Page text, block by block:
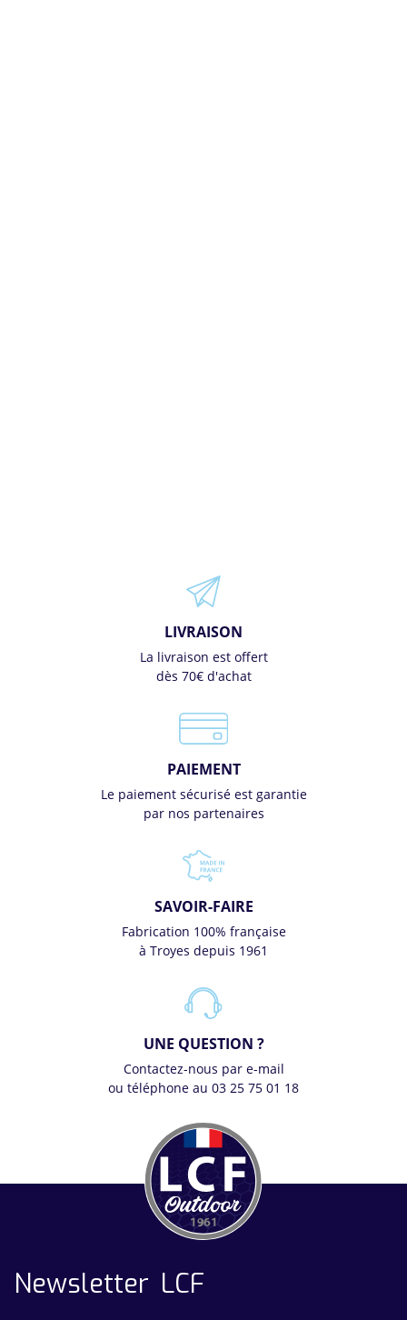
LIVRAISON
La livraison est offert
dès 70€ d'achat
PAIEMENT
Le paiement sécurisé est garantie
par nos partenaires
SAVOIR-FAIRE
Fabrication 100% française
à Troyes depuis 1961
UNE QUESTION ?
Contactez-nous par e-mail
ou téléphone au 03 25 75 01 18
Newsletter LCF